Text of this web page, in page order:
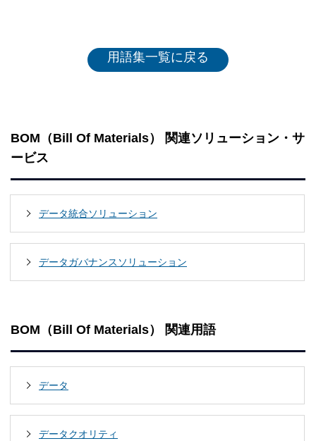
用語集一覧に戻る
BOM（Bill Of Materials） 関連ソリューション・サ
ービス
データ統合ソリューション
データガバナンスソリューション
BOM（Bill Of Materials） 関連用語
データ
データクオリティ